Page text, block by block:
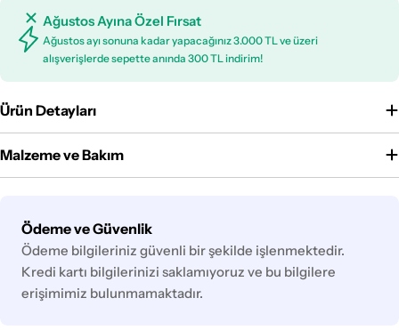
Ağustos Ayına Özel Fırsat
Ağustos ayı sonuna kadar yapacağınız 3.000 TL ve üzeri
alışverişlerde sepette anında 300 TL indirim!
Ürün Detayları
Malzeme ve Bakım
Ödeme ve Güvenlik
Ödeme
yöntemleri
Ödeme bilgileriniz güvenli bir şekilde işlenmektedir.
Kredi kartı bilgilerinizi saklamıyoruz ve bu bilgilere
erişimimiz bulunmamaktadır.